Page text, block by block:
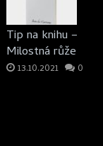
Tip na knihu –
Milostná růže
13.10.2021 0